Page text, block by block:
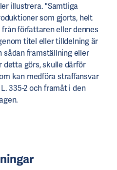
illustrera. "Samtliga
som gjorts, helt
författaren eller dennes
titel eller tilldelning är
sådan framställning eller
detta görs, skulle därför
kan medföra straffansvar
335-2 och framåt i den